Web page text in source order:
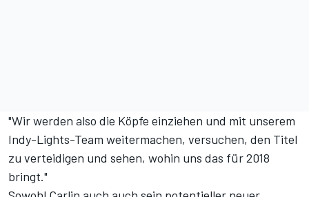
"Wir werden also die Köpfe einziehen und mit unserem
Indy-Lights-Team weitermachen, versuchen, den Titel
zu verteidigen und sehen, wohin uns das für 2018
bringt."